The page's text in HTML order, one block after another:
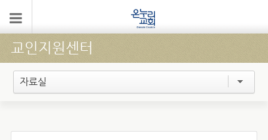
교인지원센터
자료실